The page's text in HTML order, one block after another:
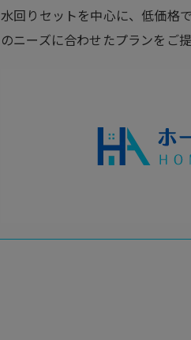
水回りセットを中心に、低価格
のニーズに合わせたプランをご